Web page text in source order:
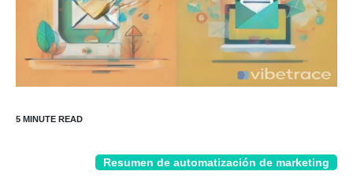
Resumen de automatización de marketing